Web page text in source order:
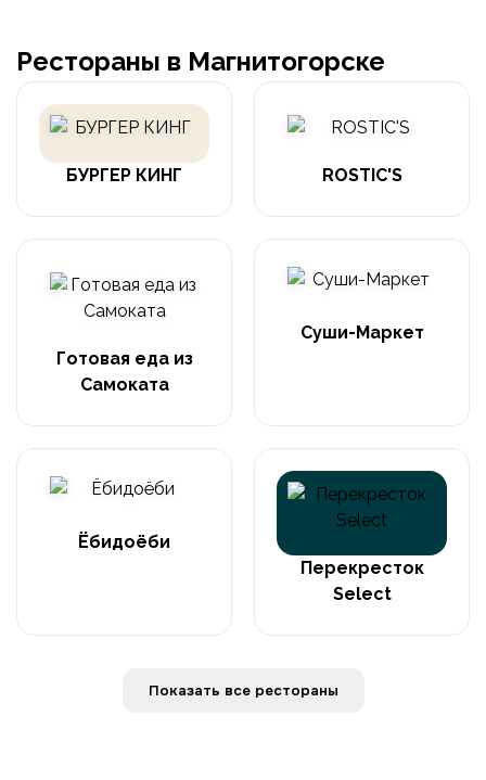
Рестораны в Магнитогорске
БУРГЕР КИНГ ROSTIC'S
Готовая еда из
Самоката
Суши-Маркет
Ёбидоёби
Перекресток
Select
Показать все рестораны